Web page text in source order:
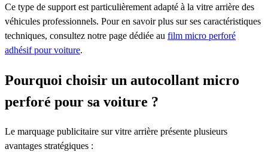
Ce type de support est particulièrement adapté à la vitre arrière des
véhicules professionnels. Pour en savoir plus sur ses caractéristiques
techniques, consultez notre page dédiée au film micro perforé
adhésif pour voiture.
Pourquoi choisir un autocollant micro
perforé pour sa voiture ?
Le marquage publicitaire sur vitre arrière présente plusieurs
avantages stratégiques :